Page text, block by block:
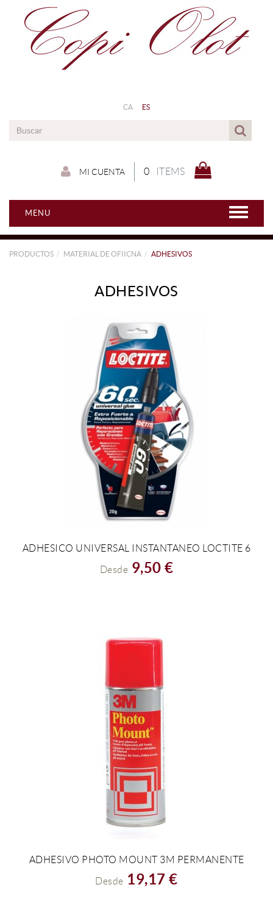
CA ES
0 ITEMS
MI CUENTA
MENU
PRODUCTOS MATERIAL DE OFIICNA ADHESIVOS
ADHESIVOS
ADHESICO UNIVERSAL INSTANTANEO LOCTITE 6
Desde 9,50 €
ADHESIVO PHOTO MOUNT 3M PERMANENTE
Desde 19,17 €